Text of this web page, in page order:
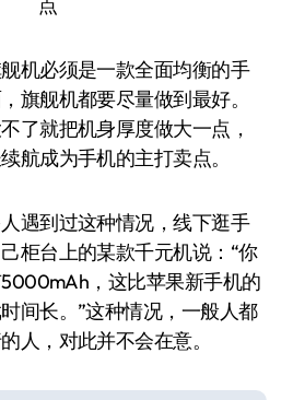
机必须是一款全面均衡的手
旗舰机都要尽量做到最好。
了就把机身厚度做大一点，
航成为手机的主打卖点。
遇到过这种情况，线下逛手
柜台上的某款千元机说：“你
，这比苹果新手机的
间长。”这种情况，一般人都
人，对此并不会在意。